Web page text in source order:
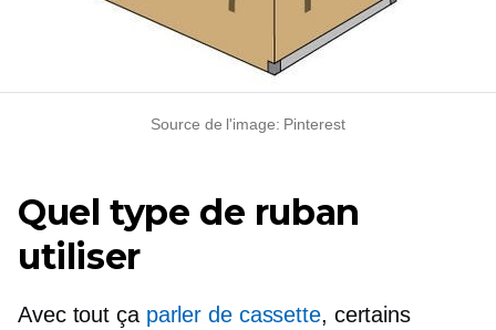
Source de l'image: Pinterest
Quel type de ruban
utiliser
Avec tout ça parler de cassette, certains